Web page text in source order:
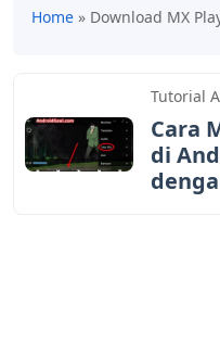
Home » Download MX
Tutorial
Cara
di